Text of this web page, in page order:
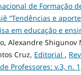
de Formação
“Tendências e
em educação e
Alexandre Shigunov
Cruz, Editorial ,
Professores: v.3, n.